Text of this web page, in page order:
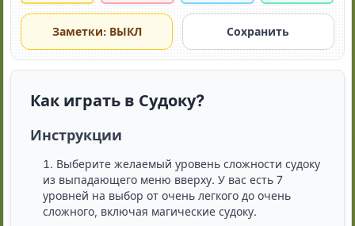
Заметки: ВЫКЛ Сохранить
Как играть в Судоку?
Инструкции
Выберите желаемый уровень сложности судоку
из выпадающего меню вверху. У вас есть 7
уровней на выбор от очень легкого до очень
сложного, включая магические судоку.